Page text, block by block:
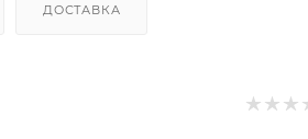
ДОСТАВКА